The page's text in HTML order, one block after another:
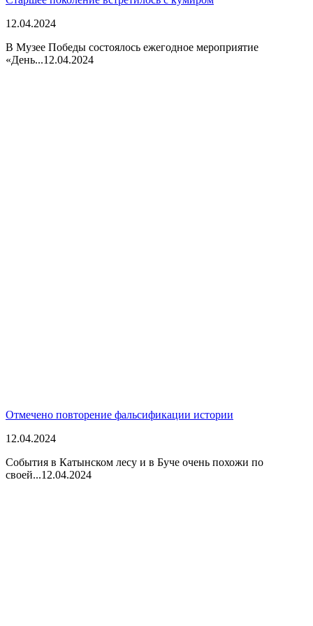
12.04.2024
В Музее Победы состоялось ежегодное мероприятие
«День...12.04.2024
Отмечено повторение фальсификации истории
12.04.2024
События в Катынском лесу и в Буче очень похожи по
своей...12.04.2024